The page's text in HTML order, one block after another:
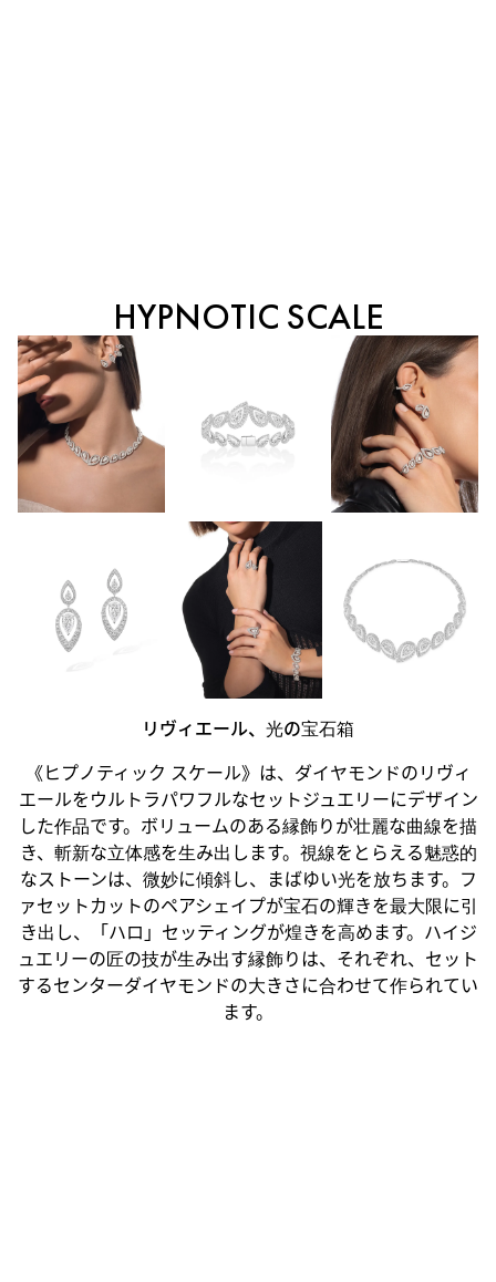
HYPNOTIC SCALE
リヴィエール、光の宝石箱
《ヒプノティック スケール》は、ダイヤモンドのリヴィ
エールをウルトラパワフルなセットジュエリーにデザイン
した作品です。ボリュームのある縁飾りが壮麗な曲線を描
き、斬新な立体感を生み出します。視線をとらえる魅惑的
なストーンは、微妙に傾斜し、まばゆい光を放ちます。フ
ァセットカットのペアシェイプが宝石の輝きを最大限に引
き出し、「ハロ」セッティングが煌きを高めます。ハイジ
ュエリーの匠の技が生み出す縁飾りは、それぞれ、セット
するセンターダイヤモンドの大きさに合わせて作られてい
ます。